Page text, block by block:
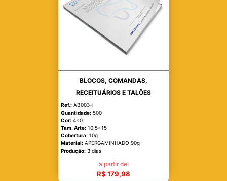
BLOCOS, COMANDAS,
RECEITUÁRIOS E TALÕES
Ref.: AB003-i
Quantidade: 500
Cor: 4x0
Tam. Arte: 10,5x15
Cobertura: 10g
Material: APERGAMINHADO 90g
Produção: 3 dias
a partir de:
R$ 179,98